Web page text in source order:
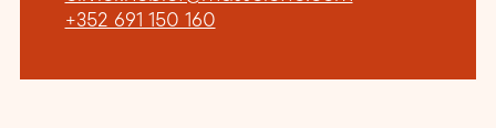
+352 691 150 160